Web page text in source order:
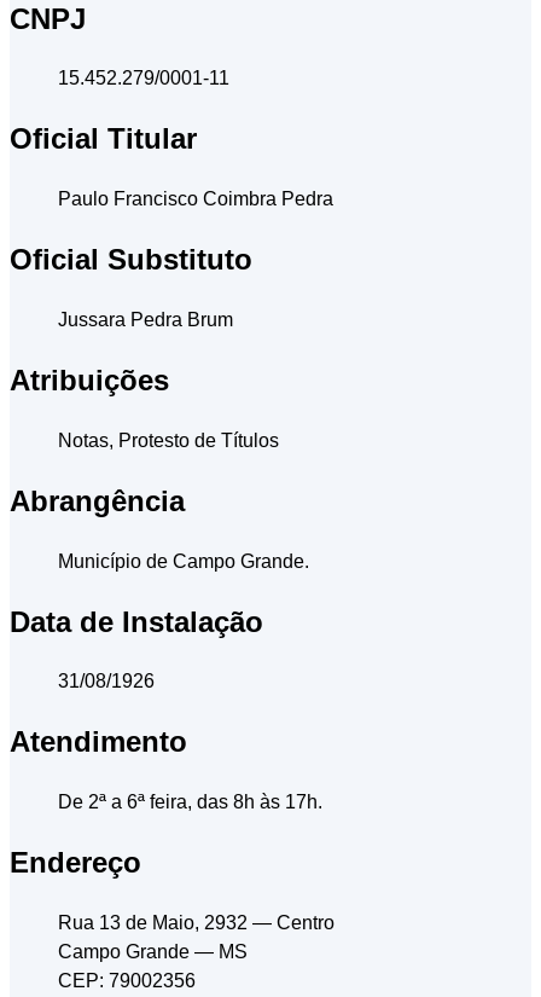
CNPJ
15.452.279/0001-11
Oficial Titular
Paulo Francisco Coimbra Pedra
Oficial Substituto
Jussara Pedra Brum
Atribuições
Notas, Protesto de Títulos
Abrangência
Município de Campo Grande.
Data de Instalação
31/08/1926
Atendimento
De 2ª a 6ª feira, das 8h às 17h.
Endereço
Rua 13 de Maio, 2932 — Centro
Campo Grande — MS
CEP: 79002356